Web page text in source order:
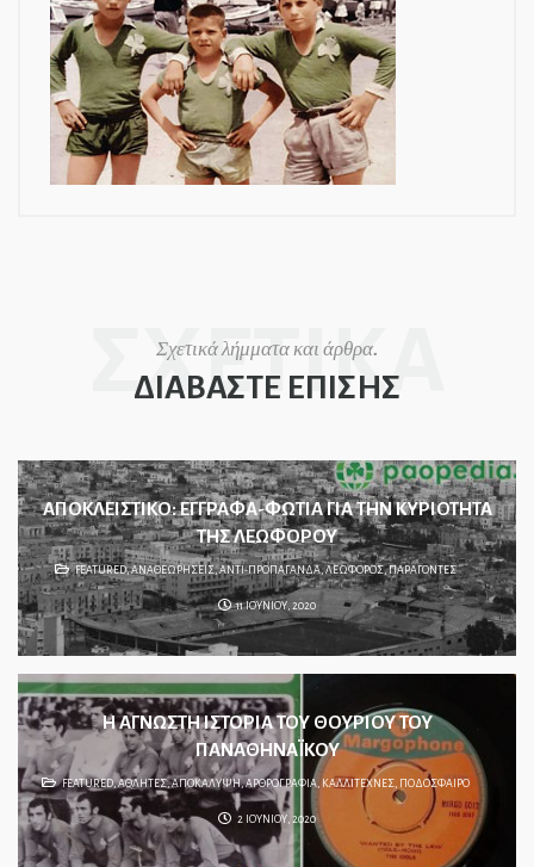
ΣΧΕΤΙΚΑ
Σχετικά λήμματα και άρθρα.
ΔΙΑΒΑΣΤΕ ΕΠΙΣΗΣ
ΑΠΟΚΛΕΙΣΤΙΚΟ: ΕΓΓΡΑΦΑ-ΦΩΤΙΑ ΓΙΑ ΤΗΝ ΚΥΡΙΟΤΗΤΑ
ΤΗΣ ΛΕΩΦΟΡΟΥ
FEATURED,ΑΝΑΘΕΩΡΗΣΕΙΣ,ΑΝΤΙ-ΠΡΟΠΑΓΑΝΔΑ,ΛΕΩΦΟΡΟΣ,ΠΑΡΑΓΟΝΤΕΣ
11 ΙΟΥΝΙΟΥ, 2020
Η ΑΓΝΩΣΤΗ ΙΣΤΟΡΙΑ ΤΟΥ ΘΟΥΡΙΟΥ ΤΟΥ
ΠΑΝΑΘΗΝΑΪΚΟΥ
FEATURED,ΑΘΛΗΤΕΣ,ΑΠΟΚΑΛΥΨΗ,ΑΡΘΡΟΓΡΑΦΙΑ ,ΚΑΛΛΙΤΕΧΝΕΣ, ΠΟΔΟΣΦΑΙΡΟ
2 ΙΟΥΝΙΟΥ, 2020